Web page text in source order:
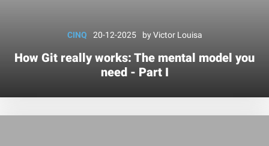
CINQ 20-12-2025 byVictor Louisa
How Git really works: The mental model you
need - Part I